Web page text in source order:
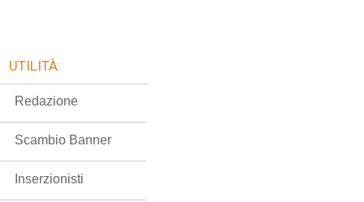
UTILITÀ:
Redazione
Scambio Banner
Inserzionisti